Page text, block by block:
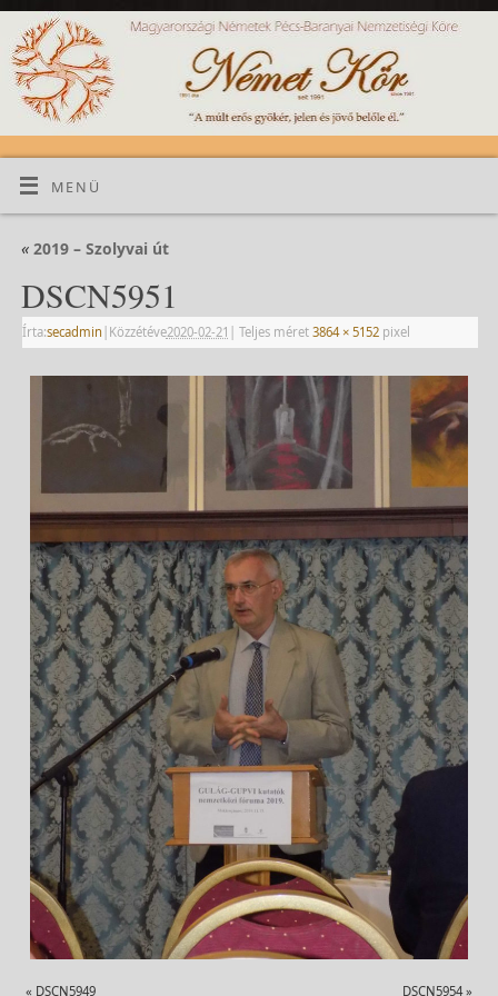
MENÜ
«2019 – Szolyvai út
DSCN5951
Írta:secadmin | Közzétéve2020-02-21 | Teljes méret 3864 × 5152pixel
« DSCN5949 DSCN5954»